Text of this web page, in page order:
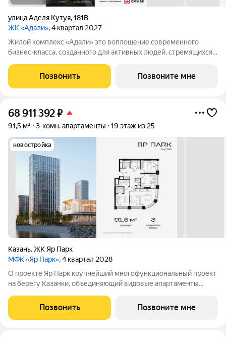
улица Аделя Кутуя,181В
ЖК «Адали», 4 квартал 2027
Жилой комплекс «Адали» это воплощение современного
бизнес-класса, созданного для активных людей, стремящихся к
холстом для реализации ваших идей. 3 дома 10/24 этажа
потолки от 2,9 м 545 квартир
Позвонить Позвоните мне
68 911 392₽
91,5 м² 3-комн. апартаменты 19 этаж из 25
новостройка
Казань,ЖК Яр Парк
МФК «Яр Парк», 4 квартал 2028
О проекте Яр Парк крупнейший многофункциональный проект
на берегу Казанки, объединяющий видовые апартаменты
молл и пятизвёздочный отель. Пространство, где городской
ритм сочетается с природой,
Позвонить Позвоните мне